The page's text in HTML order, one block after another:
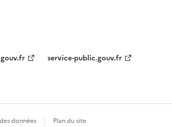
service-public.gouv.fr
données Plan du site